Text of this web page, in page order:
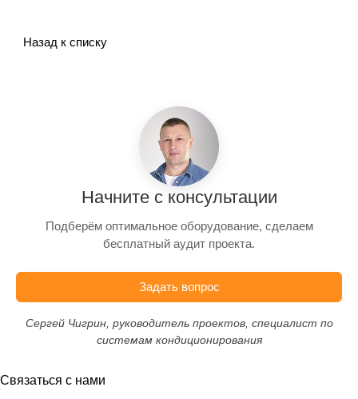
Назад к списку
Начните с консультации
Подберём оптимальное оборудование, сделаем
бесплатный аудит проекта.
Задать вопрос
Сергей Чигрин, руководитель проектов, специалист по
системам кондиционирования
Связаться с нами